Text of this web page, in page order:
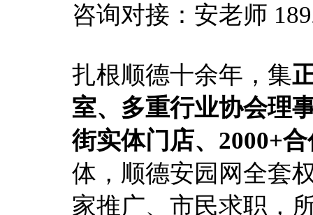
咨询对接：安老师
扎根顺德十余年，集
室、多重行业协会理
街实体门店、2000+
体，顺德安园网全套
家推广、市民求职，